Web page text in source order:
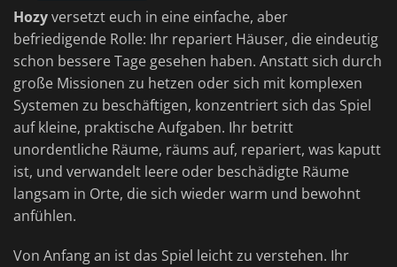
Hozyversetzt euch in eine einfache, aber
befriedigende Rolle: Ihr repariert Häuser, die eindeutig
schon bessere Tage gesehen haben. Anstatt sich durch
große Missionen zu hetzen oder sich mit komplexen
Systemen zu beschäftigen, konzentriert sich das Spiel
auf kleine, praktische Aufgaben. Ihr betritt
unordentliche Räume, räums auf, repariert, was kaputt
ist, und verwandelt leere oder beschädigte Räume
langsam in Orte, die sich wieder warm und bewohnt
anfühlen.
Von Anfang an ist das Spiel leicht zu verstehen. Ihr